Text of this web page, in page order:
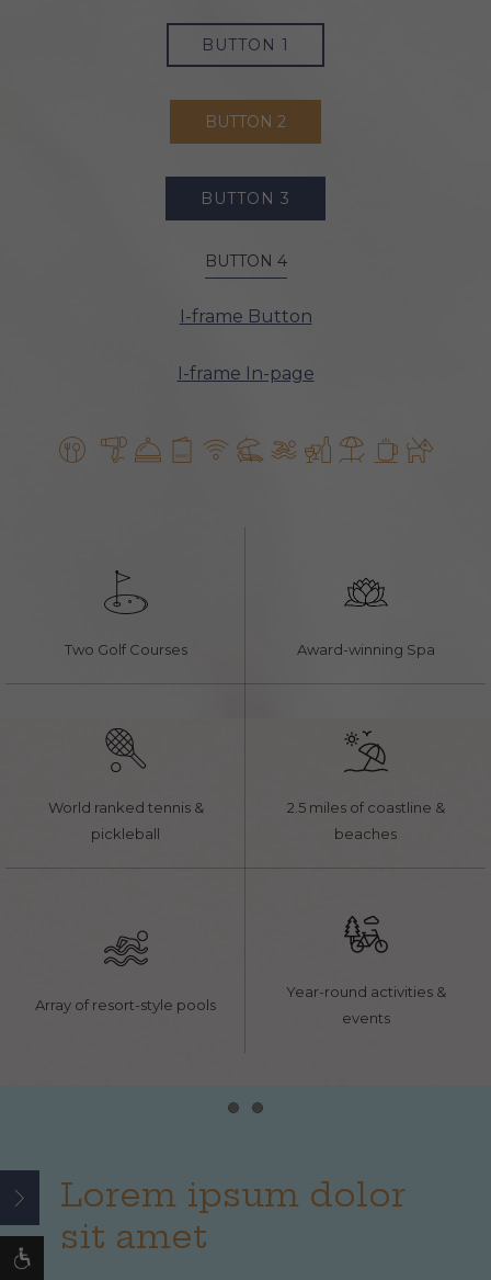
BUTTON 1
BUTTON 2
BUTTON 3
BUTTON 4
I-frame Button
I-frame In-page
​
Two Golf Courses Award-winning Spa
World ranked tennis &
pickleball
2.5 miles of coastline &
beaches
Array of resort-style pools
Year-round activities &
events
Lorem ipsum dolor
sit amet
Open